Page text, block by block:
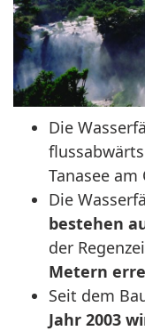
Die
Tanasee
Die
bestehen
der
Metern
Seit dem
Jahr 2003